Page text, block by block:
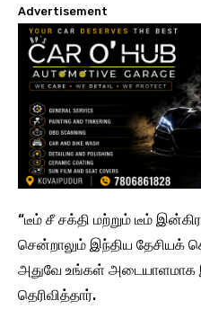
Advertisement
“டீம் சீ சக்தி மற்றும் டீம்
சென்றாலும் இந்திய தேசியக்
அதுவே உங்கள் அடையாளமாக
தெரிவித்தார்.